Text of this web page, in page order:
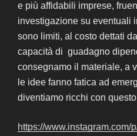
e più affidabili imprese,
investigazione su eventuali
sono limiti, al costo dettati
capacità di guadagno
consegnamo il materiale, a
le idee fanno fatica ad
diventiamo ricchi con
https://www.instagram.com/